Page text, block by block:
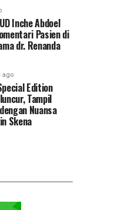
Inche Abdoel
Pasien di
dr. Renanda
ago
Edition
Tampil
Nuansa
Skena